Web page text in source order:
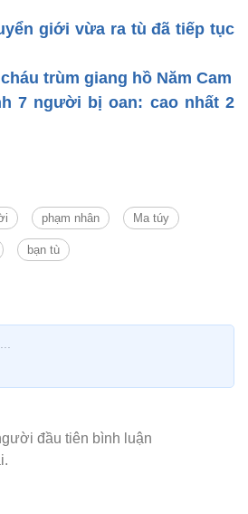
giới vừa ra tù đã tiếp tục
trùm giang hồ Năm Cam
7 người bị oan: cao nhất 2
phạm nhân Ma túy
bạn tù